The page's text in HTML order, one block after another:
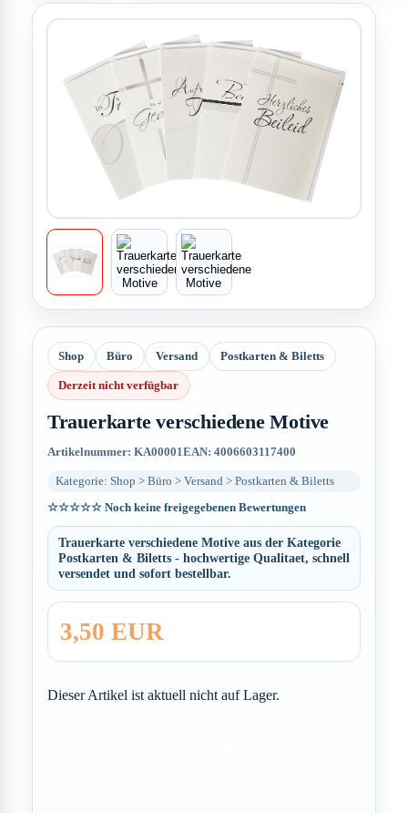
Shop Büro Versand Postkarten & Biletts
Derzeit nicht verfügbar
Trauerkarte verschiedene Motive
Artikelnummer: KA00001EAN: 4006603117400
Kategorie: Shop > Büro > Versand > Postkarten & Biletts
☆☆☆☆☆Noch keine freigegebenen Bewertungen
Trauerkarte verschiedene Motive aus der Kategorie
Postkarten & Biletts - hochwertige Qualitaet, schnell
versendet und sofort bestellbar.
3,50 EUR
Dieser Artikel ist aktuell nicht auf Lager.